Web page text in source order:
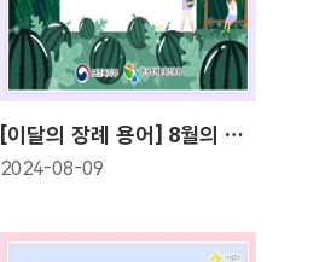
[이달의 장례 용어] 8월의 장례 용어! 연고자(緣故者)
2024-08-09